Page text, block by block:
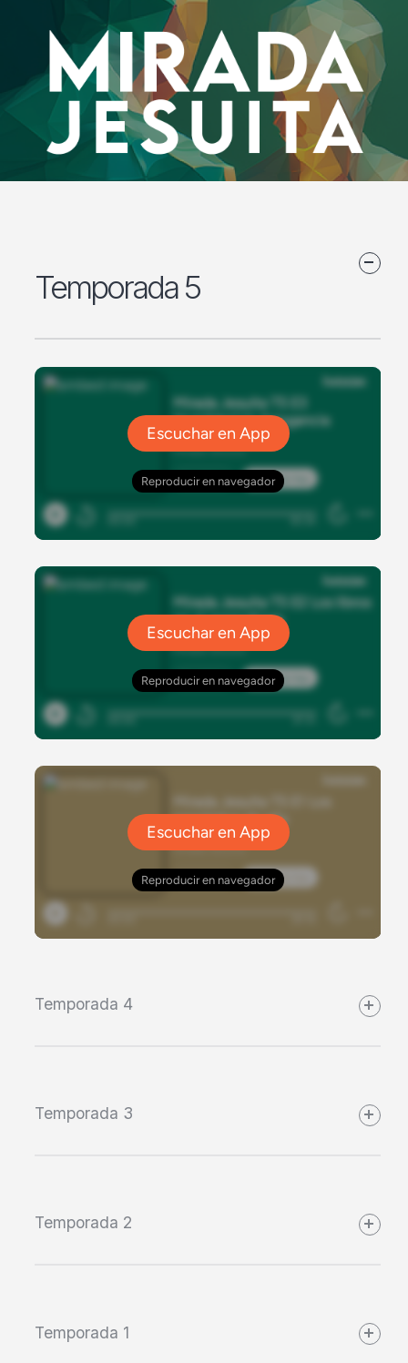
Temporada 5
Temporada 4
Temporada 3
Temporada 2
Temporada 1